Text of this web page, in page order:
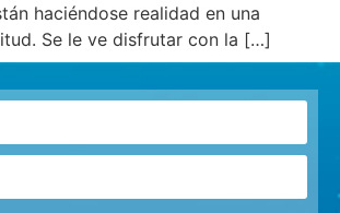
haciéndose realidad en una
Se le ve disfrutar con la […]